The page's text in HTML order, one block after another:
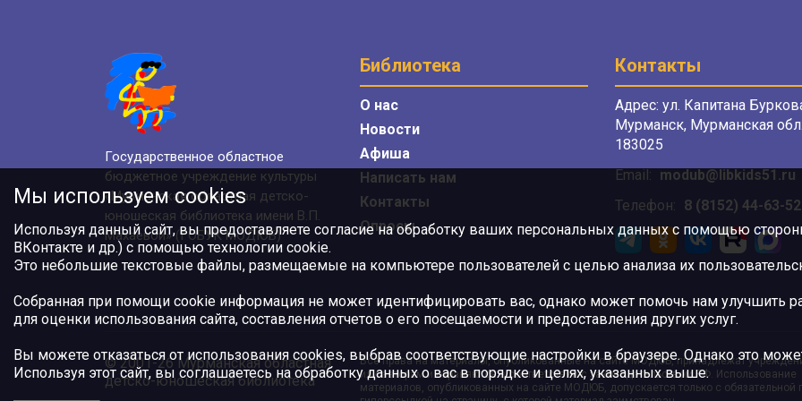
Государственное областное
бюджетное учреждение культуры
«Мурманская областная детско-
юношеская библиотека имени В.П.
Махаевой» (ГОБУК МОДЮБ)
Библиотека
О нас
Новости
Афиша
Написать нам
Контакты
Опросы
Контакты
Адрес: ул. Капитана
Мурманск, Мурманская
183025
Email: modub@libkids51.ru
Телефон: 8 (8152) 44-63-52
© 2001-26 Мурманская областная
детско-юношеская библиотека
Все права на материалы, опубликованные на сайте МОДЮБ, принадлежат
или авторам и охраняются в соответствии с законодательством РФ. Использование
материалов, опубликованных на сайте МОДЮБ, допускается только с обязательной
Мы используем cookies
Используя данный сайт, вы предоставляете согласие на обработку ваших персональных данных с помощью
ВКонтакте и др.) с помощью технологии cookie.
Это небольшие текстовые файлы, размещаемые на компьютере пользователей с целью анализа их
Собранная при помощи cookie информация не может идентифицировать вас, однако может помочь нам улучшить
для оценки использования сайта, составления отчетов о его посещаемости и предоставления других услуг.
Вы можете отказаться от использования cookies, выбрав соответствующие настройки в браузере. Однако это
Используя этот сайт, вы соглашаетесь на обработку данных о вас в порядке и целях, указанных выше.